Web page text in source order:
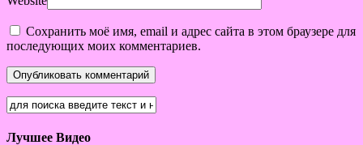
Сохранить моё имя, email и адрес сайта в этом браузере для
последующих моих комментариев.
Лучшее Видео